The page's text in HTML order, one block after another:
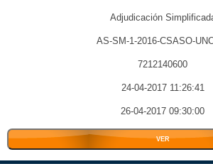
Adjudicación
AS-SM-1-2016-CSASO-
7212140600
24-04-2017 11:26:41
26-04-2017 09:30:00
VER